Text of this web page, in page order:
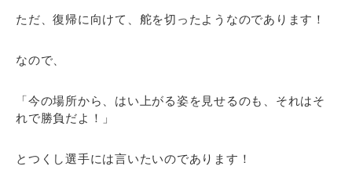
ただ、復帰に向けて、舵を切ったようなのであります！
なので、
「今の場所から、はい上がる姿を見せるのも、それはそ
れで勝負だよ！」
とつくし選手には言いたいのであります！